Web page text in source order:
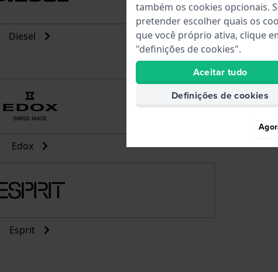
Diesel
Edox
Esprit
também os cookies opcionais.
pretender escolher quais os
que você próprio ativa, clique
"definições de cookies".
Aceitar tudo
Definições de cookies